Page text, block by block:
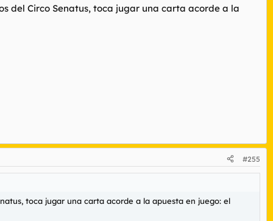
del Circo Senatus, toca jugar una carta acorde a la
#255
toca jugar una carta acorde a la apuesta en juego: el